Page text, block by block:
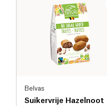
Belvas
Suikervrije Hazelnoot